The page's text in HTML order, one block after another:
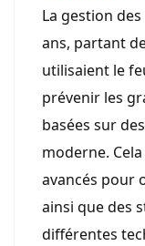
La gestion
ans, partant
utilisaient le
prévenir les
basées sur
moderne.
avancés pour
ainsi que des
différentes